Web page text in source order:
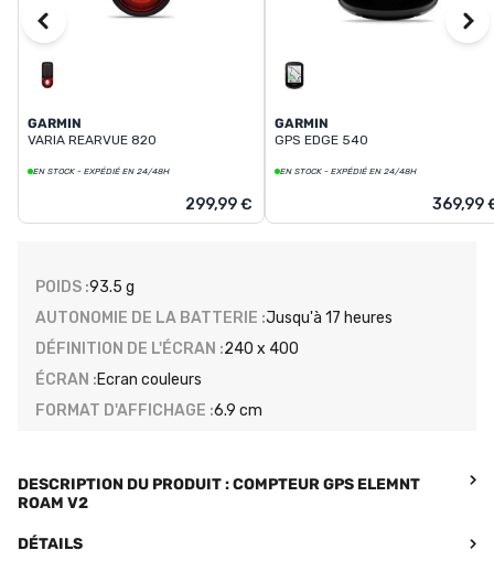
GARMIN
VARIA REARVUE 820
EN STOCK - EXPÉDIÉ EN 24/48H
299,99 €
GARMIN
GPS EDGE 540
EN STOCK - EXPÉDIÉ EN 24/48H
369,99
POIDS :93.5 g
AUTONOMIE DE LA BATTERIE :Jusqu'à 17 heures
DÉFINITION DE L'ÉCRAN :240 x 400
ÉCRAN :Ecran couleurs
FORMAT D'AFFICHAGE :6.9 cm
DESCRIPTION DU PRODUIT : COMPTEUR GPS ELEMNT
ROAM V2
DÉTAILS